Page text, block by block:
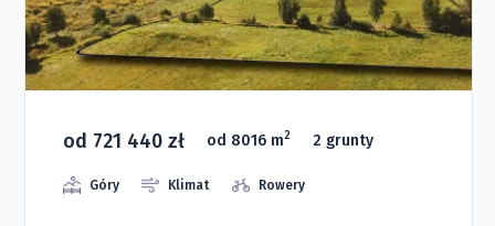
od 721 440 zł od 8016 m2 2 grunty
Góry Klimat Rowery